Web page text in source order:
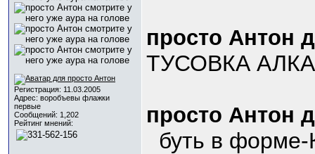
Регистрация: 11.03.2005
Адрес: воробъевы флажки
первые
Сообщений: 1,202
Рейтинг мнений:
просто Антон
ТУСОВКА
просто Антон
буть в